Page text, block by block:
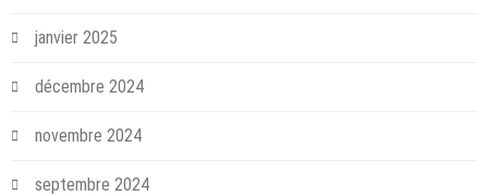
janvier 2025
décembre 2024
novembre 2024
septembre 2024